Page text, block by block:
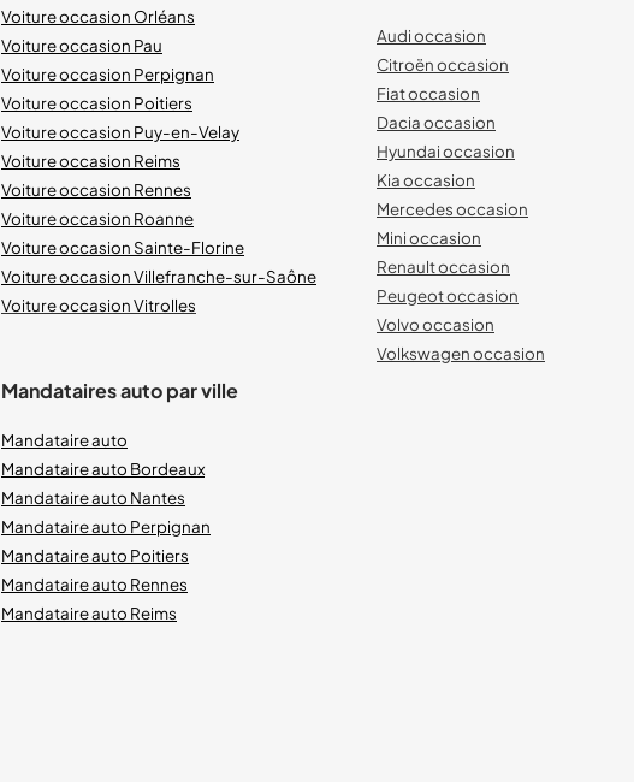
Voiture occasion Orléans
Voiture occasion Pau
Voiture occasion Perpignan
Voiture occasion Poitiers
Voiture occasion Puy-en-Velay
Voiture occasion Reims
Voiture occasion Rennes
Voiture occasion Roanne
Voiture occasion Sainte-Florine
Voiture occasion Villefranche-sur-Saône
Voiture occasion Vitrolles
Mandataires auto par ville
Mandataire auto
Mandataire auto Bordeaux
Mandataire auto Nantes
Mandataire auto Perpignan
Mandataire auto Poitiers
Mandataire auto Rennes
Mandataire auto Reims
Audi occasion
Citroën occasion
Fiat occasion
Dacia occasion
Hyundai occasion
Kia occasion
Mercedes occasion
Mini occasion
Renault occasion
Peugeot occasion
Volvo occasion
Volkswagen occasion